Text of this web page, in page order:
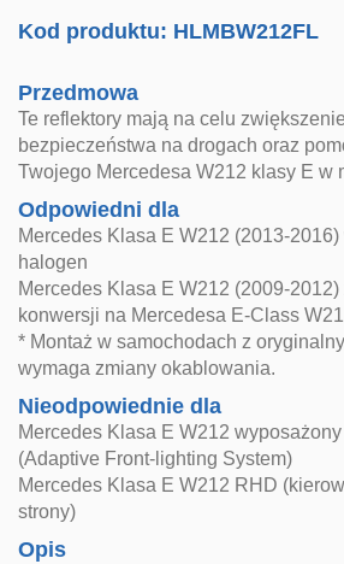
Kod produktu: HLMBW212FL
Przedmowa
Te reflektory mają na celu
bezpieczeństwa na drogach oraz
Twojego Mercedesa W212 klasy E w
Odpowiedni dla
Mercedes Klasa E W212 (2013-
halogen
Mercedes Klasa E W212 (2009-
konwersji na Mercedesa E-Class
* Montaż w samochodach z
wymaga zmiany okablowania.
Nieodpowiednie dla
Mercedes Klasa E W212
(Adaptive Front-lighting System)
Mercedes Klasa E W212 RHD
strony)
Opis